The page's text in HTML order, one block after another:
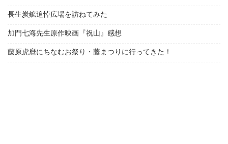
長生炭鉱追悼広場を訪ねてみた
加門七海先生原作映画『祝山』感想
藤原虎麿にちなむお祭り・藤まつりに行ってきた！